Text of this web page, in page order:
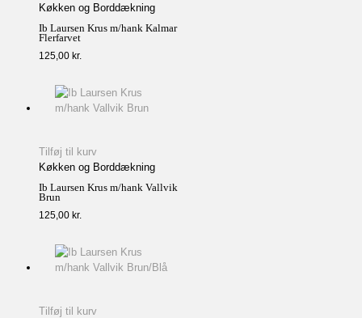
Køkken og Borddækning
Ib Laursen Krus m/hank Kalmar
Flerfarvet
125,00 kr.
Tilføj til kurv
Køkken og Borddækning
Ib Laursen Krus m/hank Vallvik
Brun
125,00 kr.
Tilføj til kurv